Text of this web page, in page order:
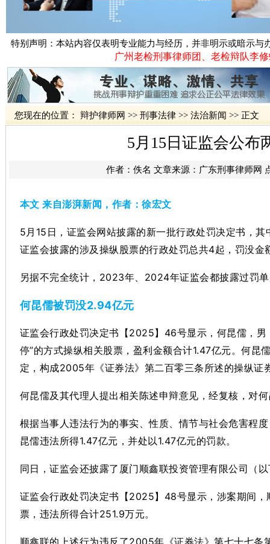
特别声明：本站内容仅表明专业能力与经历，并非明示或暗示
广州老检刑事律师团、老检辩队李
您现在的位置： 辩护律师网 >> 刑事法律 >> 法治新闻 >> 正文
5月15日证监会公布
作者：佚名 文章来源： 广东刑事律师网
本文 来自澎湃新闻，作者：徐宏文
5月15日，证监会网站披露的新一批行政处罚决定书，
证监会披露的涉及操纵股票的行政处罚总共4起，罚没金
另据不完全统计，2023年、2024年证监会都披露过罚
何昆儒被罚没2.94亿元
证监会行政处罚决定书【2025】46号显示，何昆儒，
停”的方式操纵相关股票，盈利金额合计1.47亿元。何
定，构成2005年《证券法》第二百零三条所述的操纵证
何昆儒及其代理人提出相关陈述申辩意见，经复核，对
根据当事人违法行为的事实、性质、情节与社会危害程
昆儒违法所得1.47亿元，并处以1.47亿元的罚款。
同日，证监会还披露了厦门顺鑫联投资管理有限公司（
证监会行政处罚决定书【2025】48号显示，涉案期间
票，违法所得合计251.9万元。
顺鑫联的上述行为违反了2005年《证券法》第七十七